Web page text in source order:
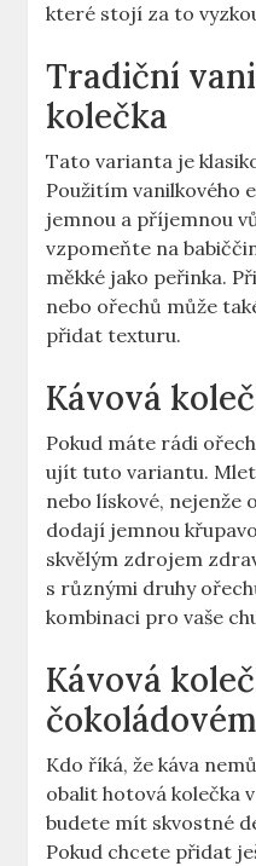
které stojí za to
Tradiční
kolečka
Tato varianta je
Použitím vanilkového
jemnou a příjemnou
vzpomeňte na
měkké jako peřinka.
nebo ořechů může
přidat texturu.
Kávová
Pokud máte rádi
ujít tuto variantu.
nebo lískové, nejenže
dodají jemnou
skvělým zdrojem
s různými druhy
kombinaci pro vaše
Kávová
Kdo říká, že káva
obalit hotová kolečka
budete mít skvostné
Pokud chcete přidat